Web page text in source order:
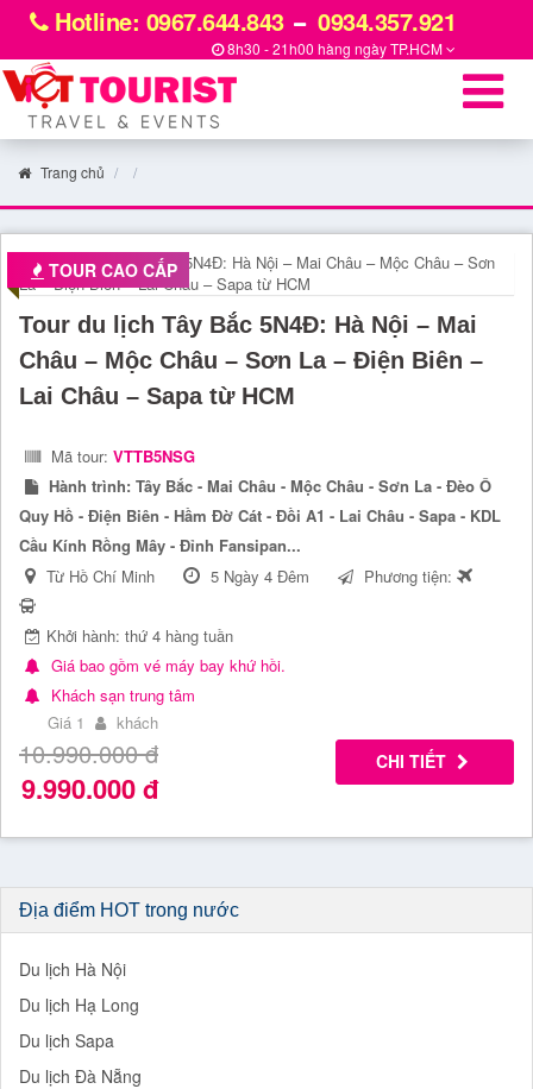
Hotline: 0967.644.843 0934.357.921
8h30 - 21h00 hàng ngàyTP.HCM
Trang chủ
TOUR CAO CẤP
Tour du lịch Tây Bắc 5N4Đ: Hà Nội – Mai
Châu – Mộc Châu – Sơn La – Điện Biên –
Lai Châu – Sapa từ HCM
Mã tour: VTTB5NSG
Hành trình: Tây Bắc - Mai Châu - Mộc Châu - Sơn La - Đèo Ô
Quy Hồ - Điện Biên - Hầm Đờ Cát - Đồi A1 - Lai Châu - Sapa - KDL
Cầu Kính Rồng Mây - Đỉnh Fansipan...
Từ Hồ Chí Minh
5 Ngày 4 Đêm Phương tiện:
Khởi hành: thứ 4 hàng tuần
Giá bao gồm vé máy bay khứ hồi.
Khách sạn trung tâm
Giá 1
khách
10.990.000đ
9.990.000đ
CHI TIẾT
Địa điểm HOT trong nước
Du lịch Hà Nội
Du lịch Hạ Long
Du lịch Sapa
Du lịch Đà Nẵng